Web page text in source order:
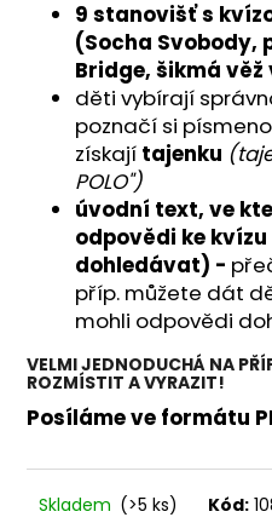
9 stanovišť s
(Socha Svobody,
Bridge, šikmá věž
děti vybírají
poznačí si
získají tajenku
POLO")
úvodní text, ve
odpovědi ke
dohledávat) -
příp. můžete dát
mohli odpovědi
VELMI JEDNODUCHÁ NA
ROZMÍSTIT A VYRAZIT!
Posíláme ve formátu
Skladem (>5 ks) Kód: